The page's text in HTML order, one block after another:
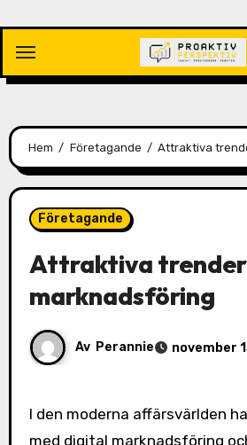
innehåll
Hem Företagande Attraktiva
Företagande
Attraktiva
marknadsföring
Av Perannie november
I den moderna affärsvärlden har fenomenet
med digital marknadsföring